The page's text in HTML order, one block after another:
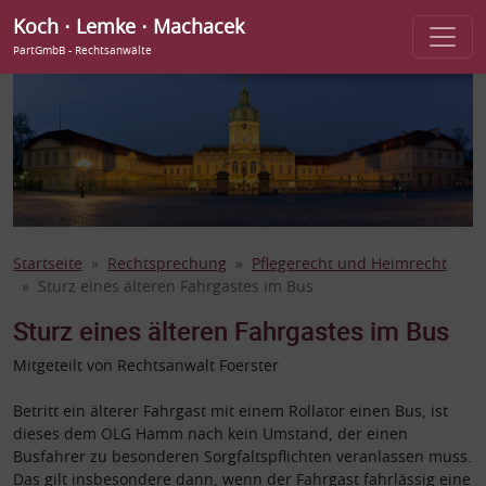
Koch ⋅ Lemke ⋅ Machacek
PartGmbB - Rechtsanwälte
Startseite Rechtsprechung
Pflegerecht und Heimrecht
Sturz eines älteren Fahrgastes im Bus
Sturz eines älteren Fahrgastes im Bus
Mitgeteilt von Rechtsanwalt Foerster
Betritt ein älterer Fahrgast mit einem Rollator einen Bus, ist
dieses dem OLG Hamm nach kein Umstand, der einen
Busfahrer zu besonderen Sorgfaltspflichten veranlassen muss.
Das gilt insbesondere dann, wenn der Fahrgast fahrlässig eine